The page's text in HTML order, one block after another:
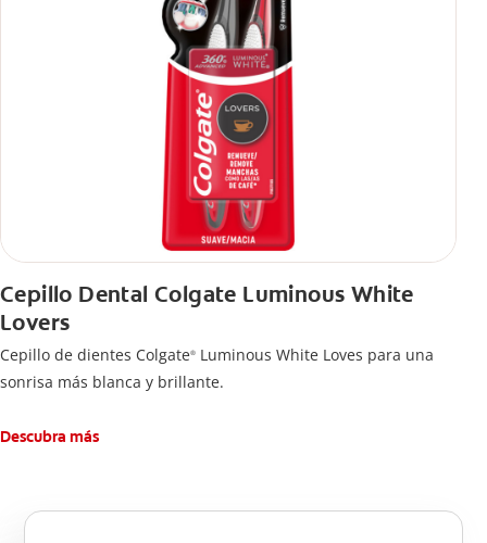
Cepillo Dental Colgate Luminous White
Lovers
Cepillo de dientes Colgate® Luminous White Loves para una
sonrisa más blanca y brillante.
Descubra más